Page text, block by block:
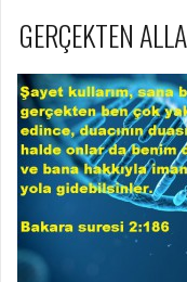
GERÇEKTEN